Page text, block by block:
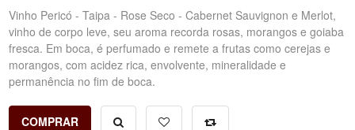
Vinho Pericó - Taipa - Rose Seco - Cabernet Sauvignon e Merlot,
vinho de corpo leve, seu aroma recorda rosas, morangos e goiaba
fresca. Em boca, é perfumado e remete a frutas como cerejas e
morangos, com acidez rica, envolvente, mineralidade e
permanência no fim de boca.
COMPRAR